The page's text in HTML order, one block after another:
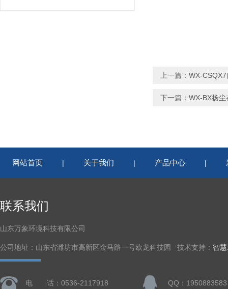
上一篇： WX-
下一篇： WX-BX扬
网站首页 | 关于我们 | 产品中心 |
联系我们
山东万象环境科技有限公司
公司地址：山东省潍坊市高新区金马路一号欧龙科技园 技术支持： 智
电 话：0536-2117918 QQ：1950883583